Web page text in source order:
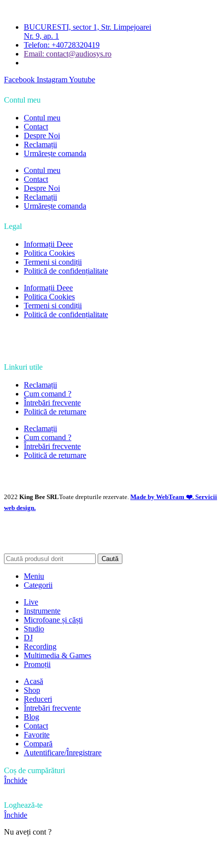
BUCURESTI, sector 1, Str. Limpejoarei
Nr. 9, ap. 1
Telefon: +40728320419
Email: contact@audiosys.ro
Facebook InstagramYoutube
Contul meu
Contul meu
Contact
Despre Noi
Reclamații
Urmărește comanda
Contul meu
Contact
Despre Noi
Reclamații
Urmărește comanda
Legal
Informații Deee
Politica Cookies
Termeni si condiții
Politică de confidențialitate
Informații Deee
Politica Cookies
Termeni si condiții
Politică de confidențialitate
Linkuri utile
Reclamații
Cum comand ?
Întrebări frecvente
Politică de returnare
Reclamații
Cum comand ?
Întrebări frecvente
Politică de returnare
2022 King Bee SRLToate drepturile rezervate. Made by WebTeam ❤️. Servicii
web design.
Caută
Meniu
Categorii
Live
Instrumente
Microfoane și căști
Studio
DJ
Recording
Multimedia & Games
Promoții
Acasă
Shop
Reduceri
Întrebări frecvente
Blog
Contact
Favorite
Compară
Autentificare/Înregistrare
Coș de cumpărături
Închide
Loghează-te
Închide
Nu aveți cont ?